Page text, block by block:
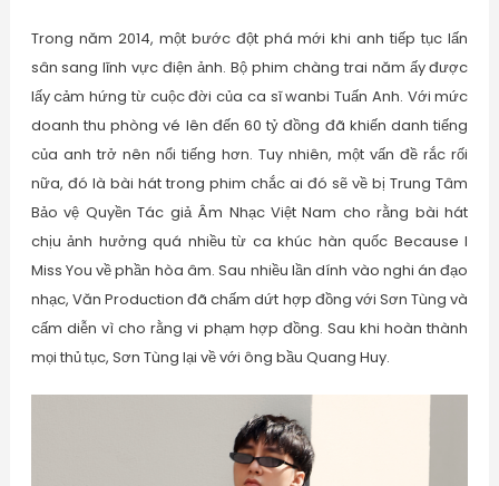
Trong năm 2014, một bước đột phá mới khi anh tiếp tục lấn
sân sang lĩnh vực điện ảnh. Bộ phim chàng trai năm ấy được
lấy cảm hứng từ cuộc đời của ca sĩ wanbi Tuấn Anh. Với mức
doanh thu phòng vé lên đến 60 tỷ đồng đã khiến danh tiếng
của anh trở nên nổi tiếng hơn. Tuy nhiên, một vấn đề rắc rối
nữa, đó là bài hát trong phim chắc ai đó sẽ về bị Trung Tâm
Bảo vệ Quyền Tác giả Âm Nhạc Việt Nam cho rằng bài hát
chịu ảnh hưởng quá nhiều từ ca khúc hàn quốc Because I
Miss You về phần hòa âm. Sau nhiều lần dính vào nghi án đạo
nhạc, Văn Production đã chấm dứt hợp đồng với Sơn Tùng và
cấm diễn vì cho rằng vi phạm hợp đồng. Sau khi hoàn thành
mọi thủ tục, Sơn Tùng lại về với ông bầu Quang Huy.